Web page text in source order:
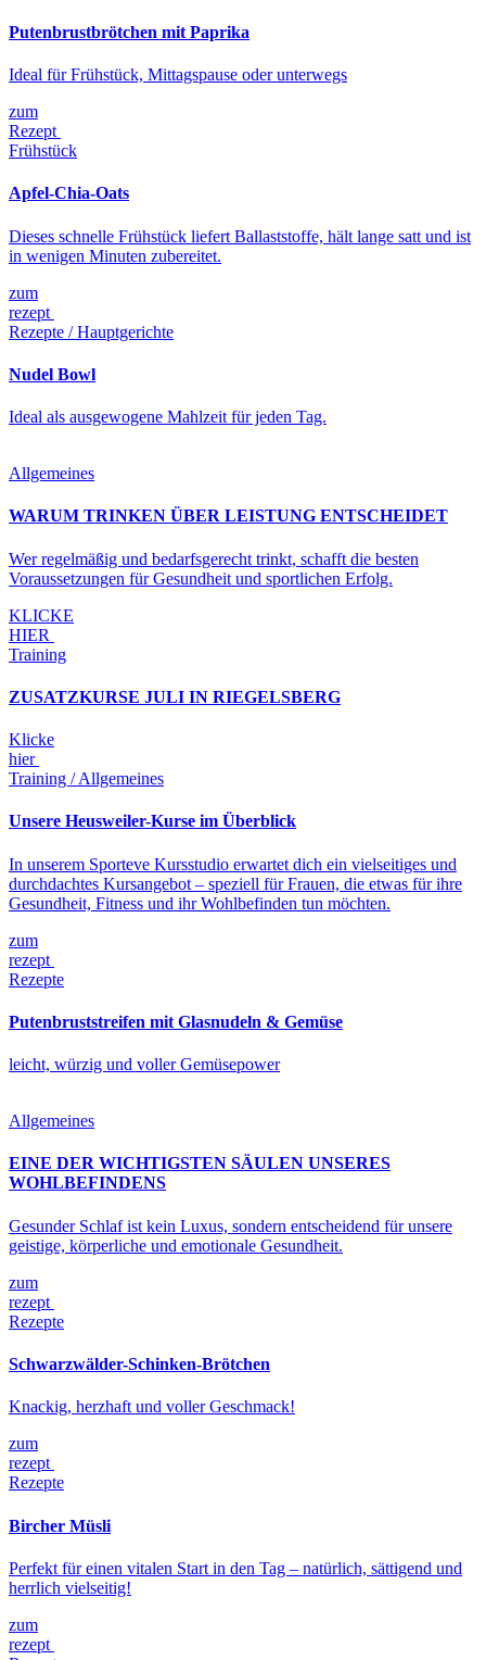
Putenbrustbrötchen mit Paprika
Ideal für Frühstück, Mittagspause oder unterwegs
zum
Rezept
Frühstück
Apfel-Chia-Oats
Dieses schnelle Frühstück liefert Ballaststoffe, hält lange satt und ist
in wenigen Minuten zubereitet.
zum
rezept
Rezepte / Hauptgerichte
Nudel Bowl
Ideal als ausgewogene Mahlzeit für jeden Tag.
Allgemeines
WARUM TRINKEN ÜBER LEISTUNG ENTSCHEIDET
Wer regelmäßig und bedarfsgerecht trinkt, schafft die besten
Voraussetzungen für Gesundheit und sportlichen Erfolg.
KLICKE
HIER
Training
ZUSATZKURSE JULI IN RIEGELSBERG
Klicke
hier
Training / Allgemeines
Unsere Heusweiler-Kurse im Überblick
In unserem Sporteve Kursstudio erwartet dich ein vielseitiges und
durchdachtes Kursangebot – speziell für Frauen, die etwas für ihre
Gesundheit, Fitness und ihr Wohlbefinden tun möchten.
zum
rezept
Rezepte
Putenbruststreifen mit Glasnudeln & Gemüse
leicht, würzig und voller Gemüsepower
Allgemeines
EINE DER WICHTIGSTEN SÄULEN UNSERES
WOHLBEFINDENS
Gesunder Schlaf ist kein Luxus, sondern entscheidend für unsere
geistige, körperliche und emotionale Gesundheit.
zum
rezept
Rezepte
Schwarzwälder-Schinken-Brötchen
Knackig, herzhaft und voller Geschmack!
zum
rezept
Rezepte
Bircher Müsli
Perfekt für einen vitalen Start in den Tag – natürlich, sättigend und
herrlich vielseitig!
zum
rezept